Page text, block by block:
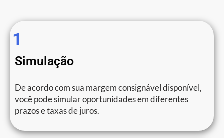
1
Simulação
De acordo com sua margem consignável disponível,
você pode simular oportunidades em diferentes
prazos e taxas de juros.